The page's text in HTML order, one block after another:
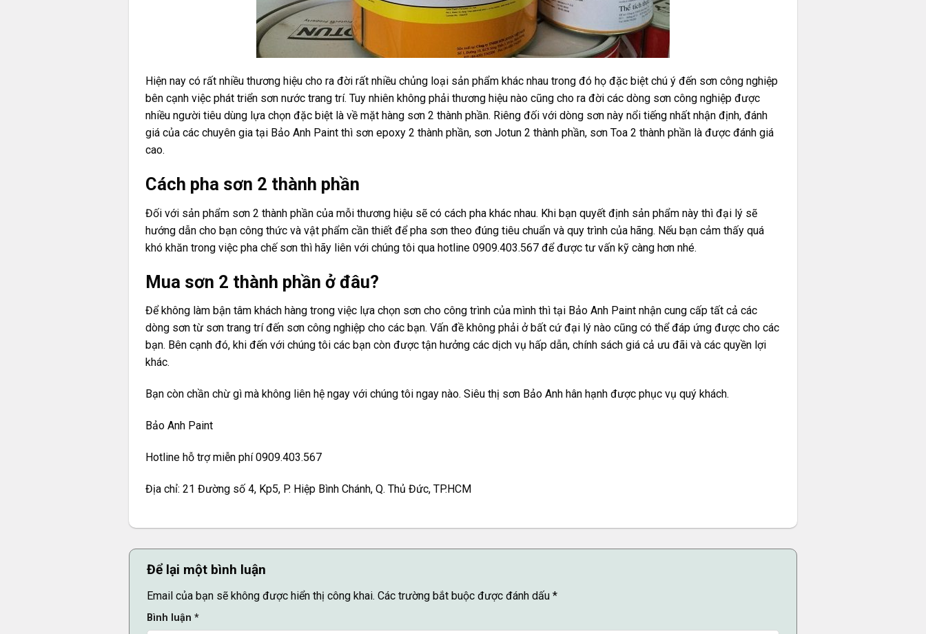
Hiện nay có rất nhiều thương hiệu cho ra đời rất nhiều chủng loại sản phẩm khác nhau trong đó họ đặc biệt chú ý đến sơn công nghiệp
bên cạnh việc phát triển sơn nước trang trí. Tuy nhiên không phải thương hiệu nào cũng cho ra đời các dòng sơn công nghiệp được
nhiều người tiêu dùng lựa chọn đặc biệt là về mặt hàng sơn 2 thành phần. Riêng đối với dòng sơn này nổi tiếng nhất nhận định, đánh
giá của các chuyên gia tại Bảo Anh Paint thì sơn epoxy 2 thành phần, sơn Jotun 2 thành phần, sơn Toa 2 thành phần là được đánh giá
cao.
Cách pha sơn 2 thành phần
Đối với sản phẩm sơn 2 thành phần của mỗi thương hiệu sẽ có cách pha khác nhau. Khi bạn quyết định sản phẩm này thì đại lý sẽ
hướng dẫn cho bạn công thức và vật phẩm cần thiết để pha sơn theo đúng tiêu chuẩn và quy trình của hãng. Nếu bạn cảm thấy quá
khó khăn trong việc pha chế sơn thì hãy liên với chúng tôi qua hotline 0909.403.567 để được tư vấn kỹ càng hơn nhé.
Mua sơn 2 thành phần ở đâu?
Để không làm bận tâm khách hàng trong việc lựa chọn sơn cho công trình của mình thì tại Bảo Anh Paint nhận cung cấp tất cả các
dòng sơn từ sơn trang trí đến sơn công nghiệp cho các bạn. Vấn đề không phải ở bất cứ đại lý nào cũng có thể đáp ứng được cho các
bạn. Bên cạnh đó, khi đến với chúng tôi các bạn còn được tận hưởng các dịch vụ hấp dẫn, chính sách giá cả ưu đãi và các quyền lợi
khác.
Bạn còn chần chừ gì mà không liên hệ ngay với chúng tôi ngay nào. Siêu thị sơn Bảo Anh hân hạnh được phục vụ quý khách.
Bảo Anh Paint
Hotline hỗ trợ miễn phí 0909.403.567
Địa chỉ: 21 Đường số 4, Kp5, P. Hiệp Bình Chánh, Q. Thủ Đức, TP.HCM
Để lại một bình luận
Email của bạn sẽ không được hiển thị công khai. Các trường bắt buộc được đánh dấu *
Bình luận *